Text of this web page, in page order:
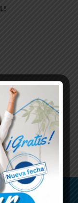
TU PADRE,
(APLICA